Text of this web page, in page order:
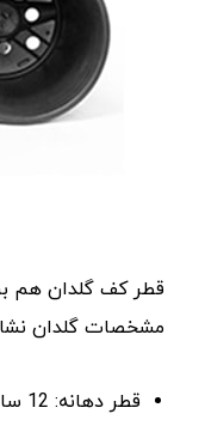
قطر کف گلدان هم
مشخصات گلدان نشایی سایز 12
قطر دهانه: 12 سانتیمتر